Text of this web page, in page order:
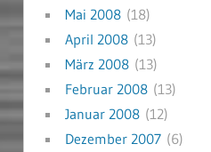
Mai 2008(18)
April 2008(13)
März 2008(13)
Februar 2008(13)
Januar 2008(12)
Dezember 2007(6)